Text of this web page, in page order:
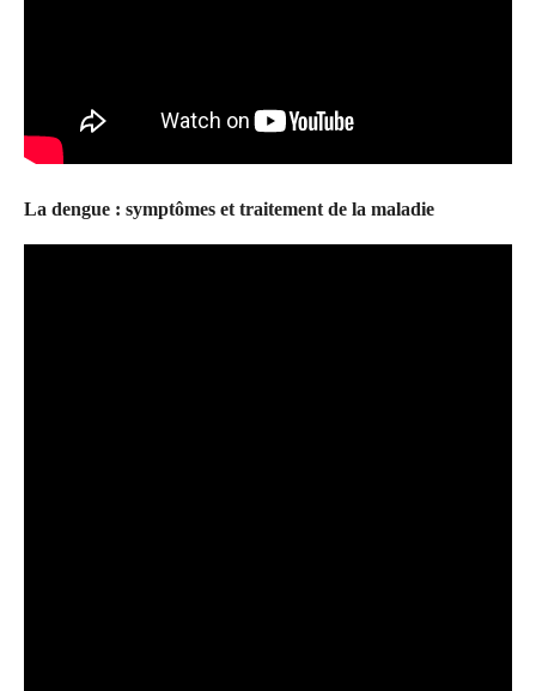
La dengue : symptômes et traitement de la maladie